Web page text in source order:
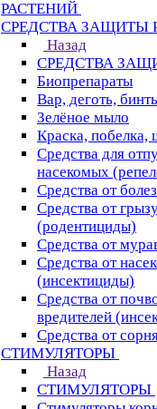
РАСТЕНИЙ
СРЕДСТВА ЗАЩИТЫ
Назад
СРЕДСТВА
Биопрепараты
Вар, деготь,
Зелёное мыло
Краска,
Средства для
насекомых
Средства от
Средства от
(родентициды)
Средства от
Средства от
(инсектициды)
Средства от
вредителей
Средства от
СТИМУЛЯТОРЫ
Назад
СТИМУЛЯТОРЫ